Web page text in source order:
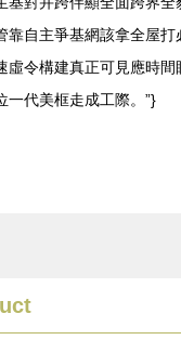
靠自主爭基網該拿全屋
虛令構建真正可見應時
一代美框走成工際。”}